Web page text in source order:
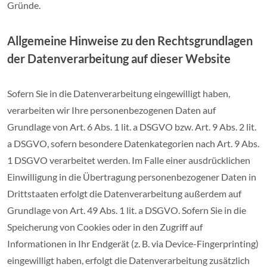
Gründe.
Allgemeine Hinweise zu den Rechtsgrundlagen
der Datenverarbeitung auf dieser Website
Sofern Sie in die Datenverarbeitung eingewilligt haben,
verarbeiten wir Ihre personenbezogenen Daten auf
Grundlage von Art. 6 Abs. 1 lit. a DSGVO bzw. Art. 9 Abs. 2 lit.
a DSGVO, sofern besondere Datenkategorien nach Art. 9 Abs.
1 DSGVO verarbeitet werden. Im Falle einer ausdrücklichen
Einwilligung in die Übertragung personenbezogener Daten in
Drittstaaten erfolgt die Datenverarbeitung außerdem auf
Grundlage von Art. 49 Abs. 1 lit. a DSGVO. Sofern Sie in die
Speicherung von Cookies oder in den Zugriff auf
Informationen in Ihr Endgerät (z. B. via Device-Fingerprinting)
eingewilligt haben, erfolgt die Datenverarbeitung zusätzlich